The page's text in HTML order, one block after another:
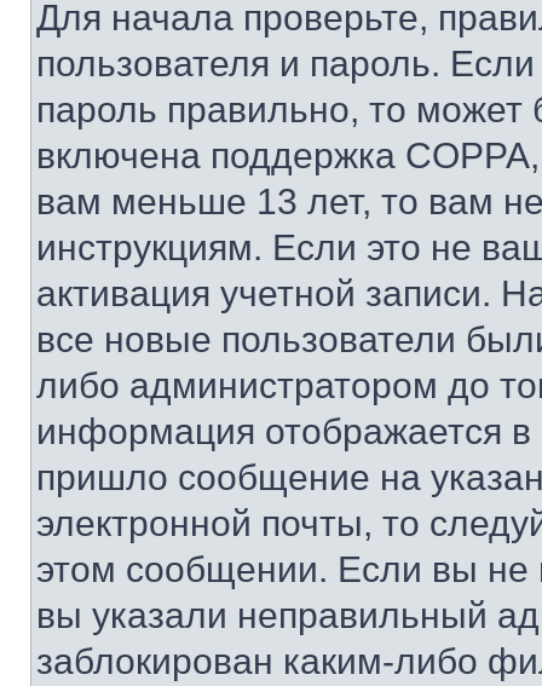
Для начала проверьте,
пользователя и пароль.
пароль правильно, то может
включена поддержка
вам меньше 13 лет, то вам
инструкциям. Если это не
активация учетной записи.
все новые пользователи
либо администратором до
информация отображается
пришло сообщение на
электронной почты, то
этом сообщении. Если вы
вы указали неправильный
заблокирован каким-либо